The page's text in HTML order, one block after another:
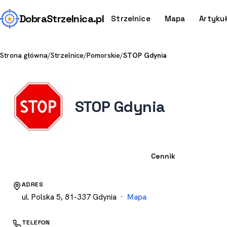
DobraStrzelnica.pl Strzelnice Mapa
Strona główna/Strzelnice/Pomorskie/STOP Gdynia
STOP Gdynia
Cennik
ADRES
ul. Polska 5, 81-337 Gdynia · Mapa
TELEFON